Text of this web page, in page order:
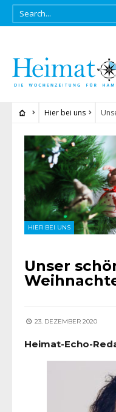
Hier bei uns
HIER BEI UNS
Unser
23. DEZEMBER 2020
Heimat-Echo-